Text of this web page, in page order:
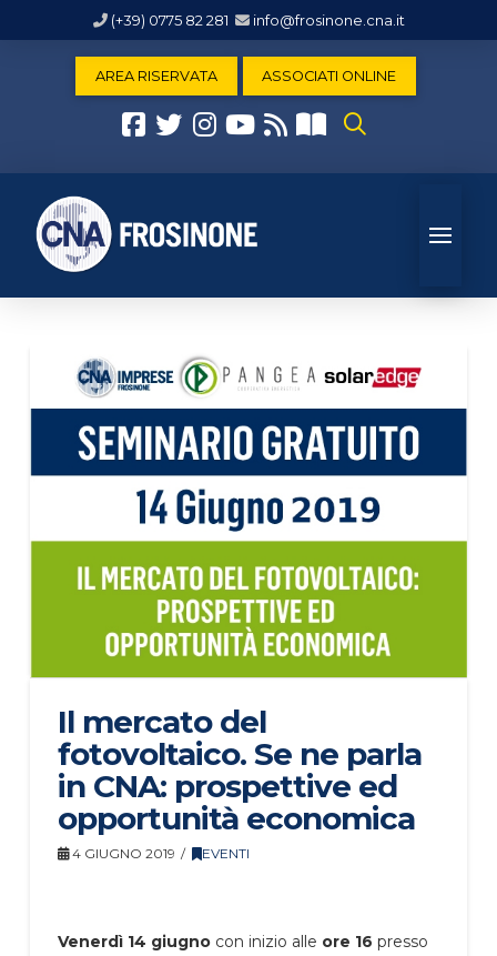
(+39) 0775 82 281 info@frosinone.cna.it
AREA RISERVATA ASSOCIATI ONLINE
Il mercato del
fotovoltaico. Se ne parla
in CNA: prospettive ed
opportunità economica
4 GIUGNO 2019 EVENTI
Venerdì 14 giugnocon inizio alle ore 16 presso